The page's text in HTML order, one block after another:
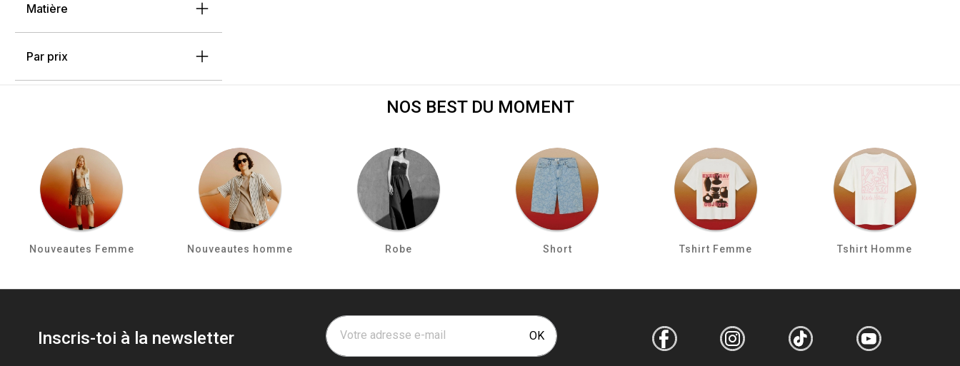
Matière
Par prix
NOS BEST DU MOMENT
Nouveautes Femme Nouveautes homme Robe Short Tshirt Femme Tshirt Homme
Inscris-toi à la newsletter Votre adresse e-mail OK